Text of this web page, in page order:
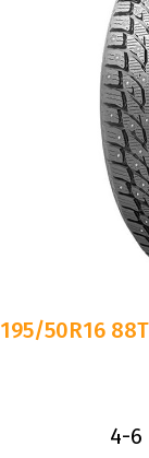
195/50R16
4-6